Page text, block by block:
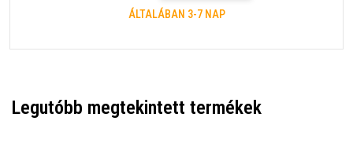
ÁLTALÁBAN 3-7 NAP
Legutóbb megtekintett termékek